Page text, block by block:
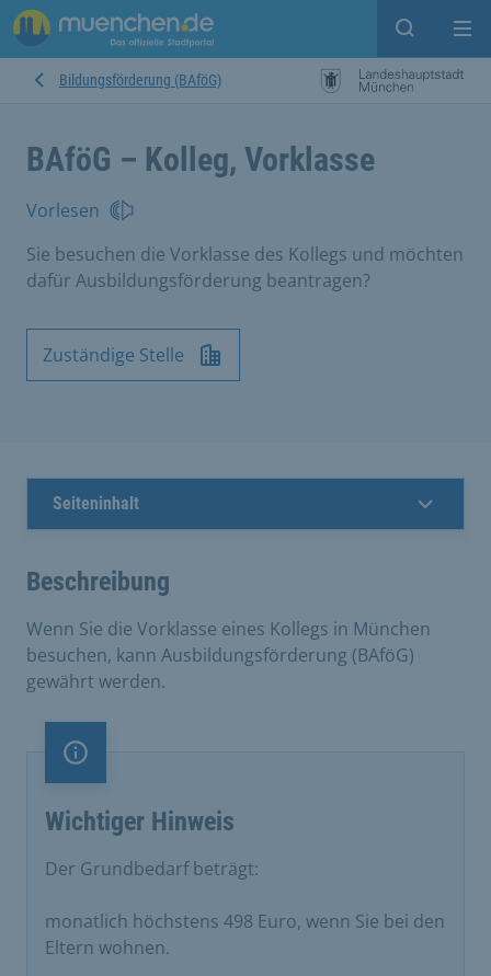
Suche
Bildungsförderung (BAföG)
BAföG – Kolleg, Vorklasse
Vorlesen
Sie besuchen die Vorklasse des Kollegs und möchten
dafür Ausbildungsförderung beantragen?
Zuständige Stelle
Seiteninhalt
Beschreibung
Wenn Sie die Vorklasse eines Kollegs in München
besuchen, kann Ausbildungsförderung (BAföG)
gewährt werden.
Information
Wichtiger Hinweis
Der Grundbedarf beträgt:
monatlich höchstens 498 Euro, wenn Sie bei den
Eltern wohnen.